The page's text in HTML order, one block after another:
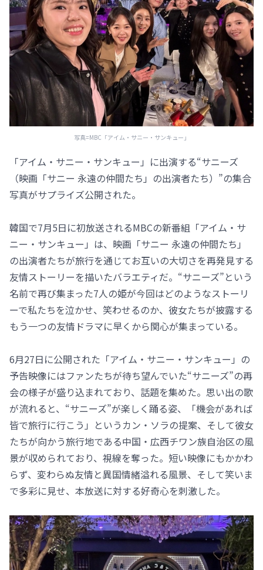
写真=MBC「アイム・サニー・サンキュー」
「アイム・サニー・サンキュー」に出演する“サニーズ
（映画「サニー 永遠の仲間たち」の出演者たち）”の集合
写真がサプライズ公開された。
韓国で7月5日に初放送されるMBCの新番組「アイム・サ
ニー・サンキュー」は、映画「サニー 永遠の仲間たち」
の出演者たちが旅行を通じてお互いの大切さを再発見する
友情ストーリーを描いたバラエティだ。“サニーズ”という
名前で再び集まった7人の姫が今回はどのようなストーリ
ーで私たちを泣かせ、笑わせるのか、彼女たちが披露する
もう一つの友情ドラマに早くから関心が集まっている。
6月27日に公開された「アイム・サニー・サンキュー」の
予告映像にはファンたちが待ち望んでいた“サニーズ”の再
会の様子が盛り込まれており、話題を集めた。思い出の歌
が流れると、“サニーズ”が楽しく踊る姿、「機会があれば
皆で旅行に行こう」というカン・ソラの提案、そして彼女
たちが向かう旅行地である中国・広西チワン族自治区の風
景が収められており、視線を奪った。短い映像にもかかわ
らず、変わらぬ友情と異国情緒溢れる風景、そして笑いま
で多彩に見せ、本放送に対する好奇心を刺激した。